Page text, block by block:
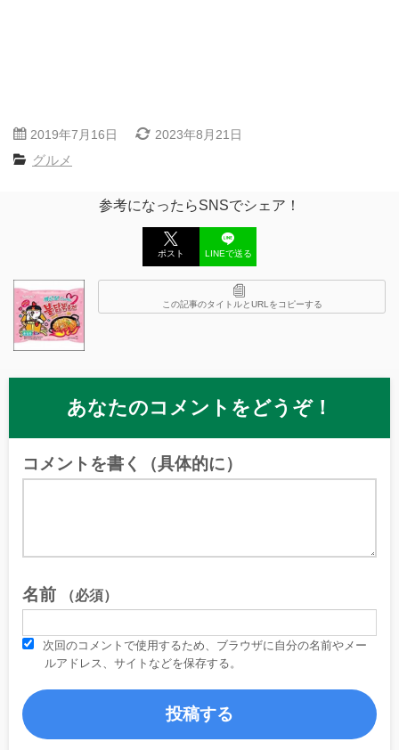
2019年7月16日 2023年8月21日
グルメ
参考になったらSNSでシェア！
ポスト LINEで送る
この記事のタイトルとURLをコピーする
あなたのコメントをどうぞ！
コメントを書く（具体的に）
名前 （必須）
次回のコメントで使用するため、ブラウザに自分の名前やメー
ルアドレス、サイトなどを保存する。